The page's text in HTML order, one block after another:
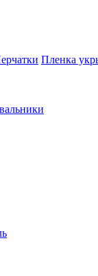
Пленка